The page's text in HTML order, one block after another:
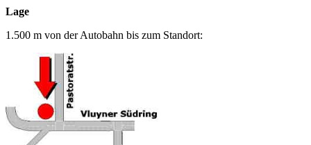
Lage
1.500 m von der Autobahn bis zum Standort: